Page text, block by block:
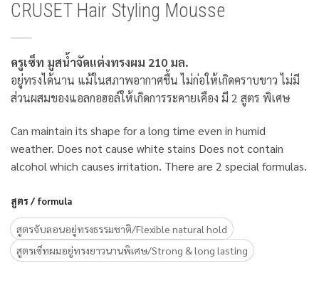
CRUSET Hair Styling Mousse
ครูเซ็ท มูสน้ำจัดแต่งทรงผม 210 มล.
อยู่ทรงได้นาน แม้ในสภาพอากาศชื้น ไม่ก่อให้เกิดคราบขาว ไม่มี
ส่วนผสมของแอลกอฮอล์ให้เกิดการระคายเคือง มี 2 สูตร พิเศษ
Can maintain its shape for a long time even in humid
weather. Does not cause white stains Does not contain
alcohol which causes irritation. There are 2 special formulas.
สูตร / formula
สูตรจับลอนอยู่ทรงธรรมชาติ/Flexible natural hold
สูตรเซ็ทผมอยู่ทรงยาวนานพิเศษ/Strong & long lasting